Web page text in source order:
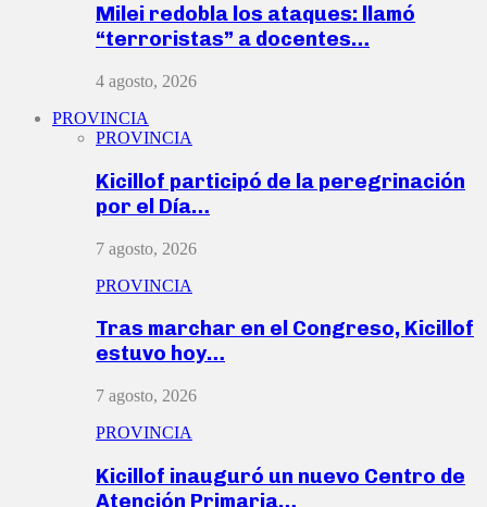
Milei redobla los ataques: llamó
“terroristas” a docentes…
4 agosto, 2026
PROVINCIA
PROVINCIA
Kicillof participó de la peregrinación
por el Día…
7 agosto, 2026
PROVINCIA
Tras marchar en el Congreso, Kicillof
estuvo hoy…
7 agosto, 2026
PROVINCIA
Kicillof inauguró un nuevo Centro de
Atención Primaria…